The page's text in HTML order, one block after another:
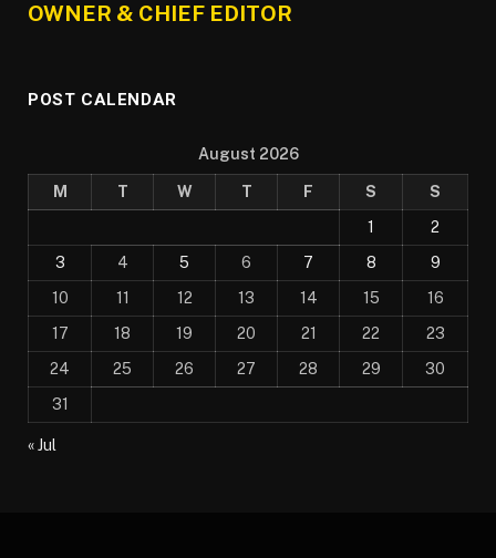
OWNER & CHIEF EDITOR
POST CALENDAR
August 2026
M T W T F S
S
1
2
3
4 5 6 7 8
9
10
11 12 13 14 15
16
17
18 19 20 21 22
23
24
25 26 27 28 29
30
31
« Jul